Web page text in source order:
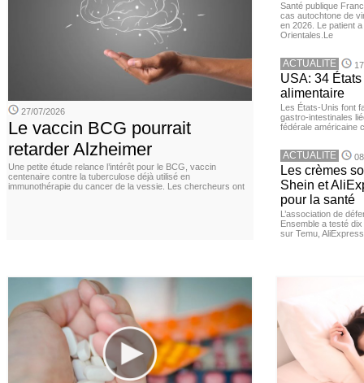
27/07/2026
Le vaccin BCG pourrait
retarder Alzheimer
Une petite étude relance l’intérêt pour le BCG, vaccin
centenaire contre la tuberculose déjà utilisé en
immunothérapie du cancer de la vessie. Les chercheurs ont
Santé publique
cas autochtone de
en 2026. Le patient
Orientales.Le
ACTUALITE
USA: 34
alimentaire
Les États-Unis font
gastro-intestinales
fédérale américaine
ACTUALITE
Les crèmes
Shein et
pour la santé
L’association de
Ensemble a testé
sur Temu,